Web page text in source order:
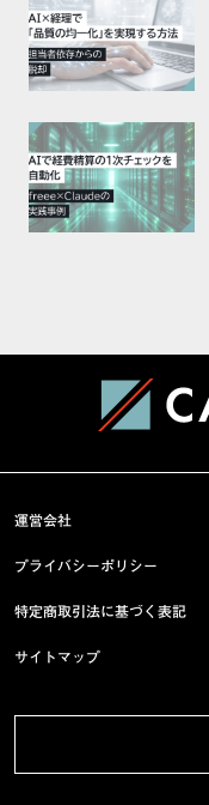
運営会社
プライバシーポリシー
特定商取引法に基づく表記
サイトマップ